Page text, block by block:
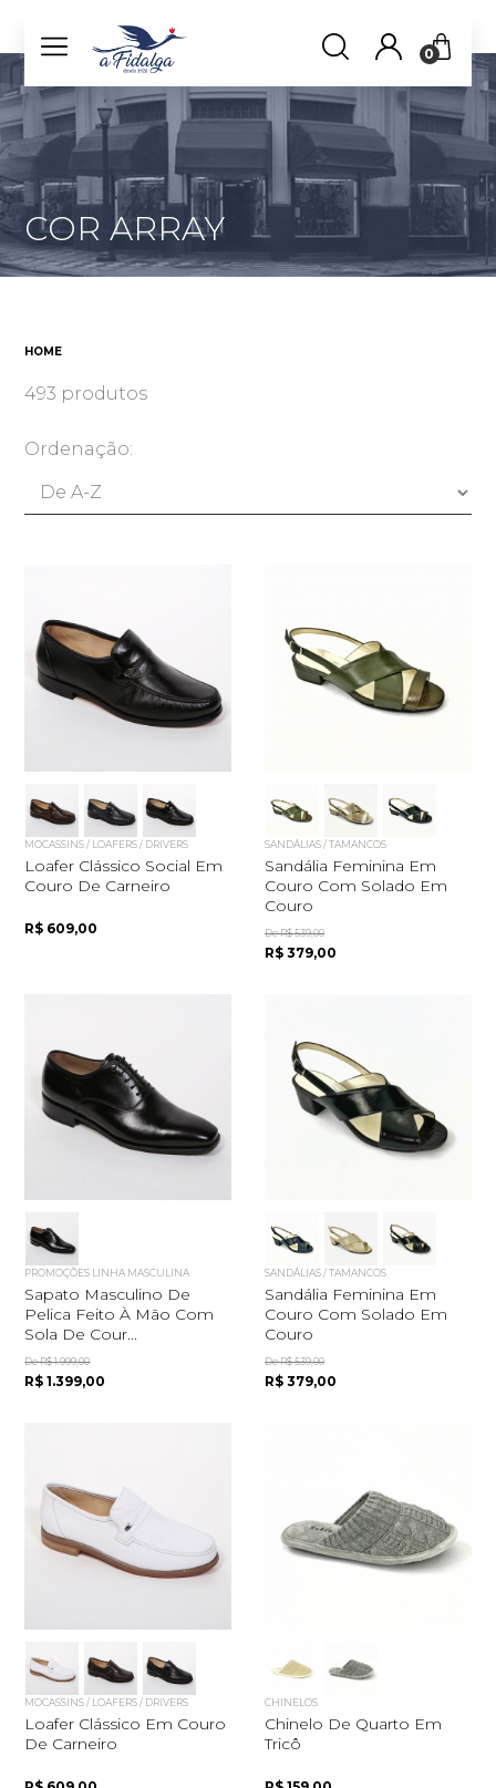
0
COR ARRAY
HOME
493 produtos
Ordenação:
MOCASSINS / LOAFERS / DRIVERS
Loafer Clássico Social Em
Couro De Carneiro
R$ 609,00
SANDÁLIAS / TAMANCOS
Sandália Feminina Em
Couro Com Solado Em
Couro
De R$ 539,00
R$ 379,00
PROMOÇÕES LINHA MASCULINA
Sapato Masculino De
Pelica Feito À Mão Com
Sola De Cour...
De R$ 1.999,00
R$ 1.399,00
SANDÁLIAS / TAMANCOS
Sandália Feminina Em
Couro Com Solado Em
Couro
De R$ 539,00
R$ 379,00
MOCASSINS / LOAFERS / DRIVERS
Loafer Clássico Em Couro
De Carneiro
CHINELOS
Chinelo De Quarto Em
Tricô